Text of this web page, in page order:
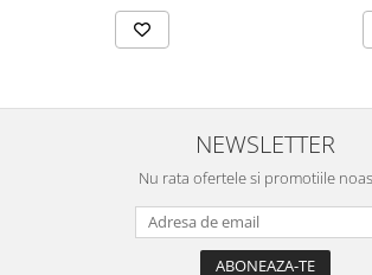
NEWSLETTER
Nu rata ofertele si promotiile